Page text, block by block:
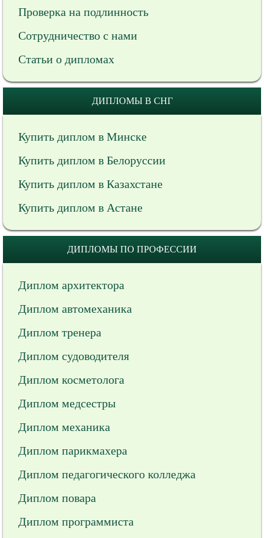
Проверка на подлинность
Сотрудничество с нами
Статьи о дипломах
ДИПЛОМЫ В СНГ
Купить диплом в Минске
Купить диплом в Белоруссии
Купить диплом в Казахстане
Купить диплом в Астане
ДИПЛОМЫ ПО ПРОФЕССИИ
Диплом архитектора
Диплом автомеханика
Диплом тренера
Диплом судоводителя
Диплом косметолога
Диплом медсестры
Диплом механика
Диплом парикмахера
Диплом педагогического колледжа
Диплом повара
Диплом программиста